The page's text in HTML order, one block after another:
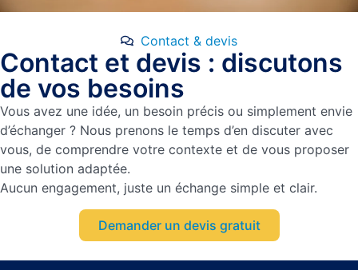
Contact & devis
Contact et devis : discutons
de vos besoins
Vous avez une idée, un besoin précis ou simplement envie
d’échanger ? Nous prenons le temps d’en discuter avec
vous, de comprendre votre contexte et de vous proposer
une solution adaptée.
Aucun engagement, juste un échange simple et clair.
Demander un devis gratuit